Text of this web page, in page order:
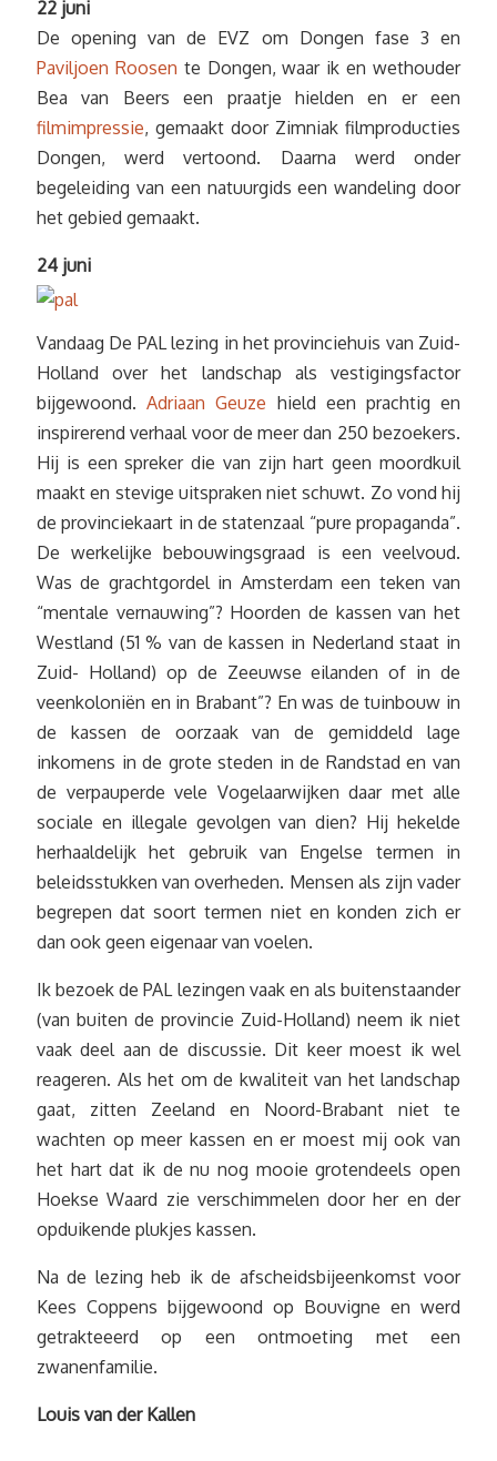
22 juni
De opening van de EVZ om Dongen fase 3 en
Paviljoen Roosen te Dongen, waar ik en wethouder
Bea van Beers een praatje hielden en er een
filmimpressie, gemaakt door Zimniak filmproducties
Dongen, werd vertoond. Daarna werd onder
begeleiding van een natuurgids een wandeling door
het gebied gemaakt.
24 juni
Vandaag De PAL lezing in het provinciehuis van Zuid-
Holland over het landschap als vestigingsfactor
bijgewoond.Adriaan Geuze hield een prachtig en
inspirerend verhaal voor de meer dan 250 bezoekers.
Hij is een spreker die van zijn hart geen moordkuil
maakt en stevige uitspraken niet schuwt. Zo vond hij
de provinciekaart in de statenzaal “pure propaganda”.
De werkelijke bebouwingsgraad is een veelvoud.
Was de grachtgordel in Amsterdam een teken van
“mentale vernauwing”? Hoorden de kassen van het
Westland (51 % van de kassen in Nederland staat in
Zuid- Holland) op de Zeeuwse eilanden of in de
veenkoloniën en in Brabant”? En was de tuinbouw in
de kassen de oorzaak van de gemiddeld lage
inkomens in de grote steden in de Randstad en van
de verpauperde vele Vogelaarwijken daar met alle
sociale en illegale gevolgen van dien? Hij hekelde
herhaaldelijk het gebruik van Engelse termen in
beleidsstukken van overheden. Mensen als zijn vader
begrepen dat soort termen niet en konden zich er
dan ook geen eigenaar van voelen.
Ik bezoek de PAL lezingen vaak en als buitenstaander
(van buiten de provincie Zuid-Holland) neem ik niet
vaak deel aan de discussie. Dit keer moest ik wel
reageren. Als het om de kwaliteit van het landschap
gaat, zitten Zeeland en Noord-Brabant niet te
wachten op meer kassen en er moest mij ook van
het hart dat ik de nu nog mooie grotendeels open
Hoekse Waard zie verschimmelen door her en der
opduikende plukjes kassen.
Na de lezing heb ik de afscheidsbijeenkomst voor
Kees Coppens bijgewoond op Bouvigne en werd
getrakteeerd op een ontmoeting met een
zwanenfamilie.
Louis van der Kallen